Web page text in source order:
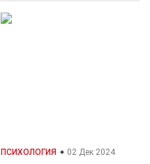
ПСИХОЛОГИЯ 02 Дек 2024